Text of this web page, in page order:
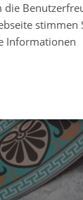
Informationen